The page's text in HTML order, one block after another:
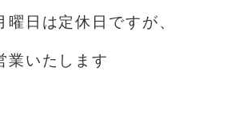
曜日は定休日ですが、
業いたします